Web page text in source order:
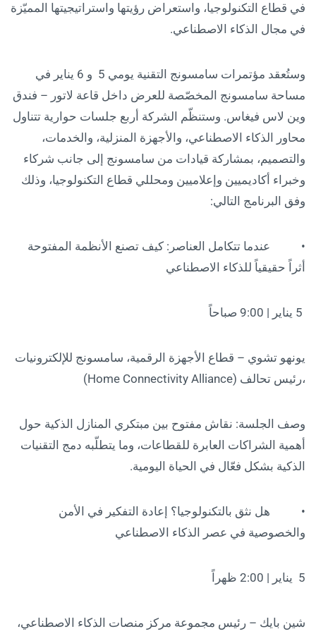
في قطاع التكنولوجيا، واستعراض رؤيتها واستراتيجيتها المميّزة
في مجال الذكاء الاصطناعي.
وستُعقد مؤتمرات سامسونج التقنية يومي 5 و 6 يناير في
مساحة سامسونج المخصّصة للعرض داخل قاعة لاتور – فندق
وين لاس فيغاس. وستنظّم الشركة أربع جلسات حوارية تتناول
محاور الذكاء الاصطناعي، والأجهزة المنزلية، والخدمات،
والتصميم، بمشاركة قيادات من سامسونج إلى جانب شركاء
وخبراء أكاديميين وإعلاميين ومحللي قطاع التكنولوجيا، وذلك
وفق البرنامج التالي:
• عندما تتكامل العناصر: كيف تصنع الأنظمة المفتوحة
أثراً حقيقياً للذكاء الاصطناعي
يونهو تشوي – قطاع الأجهزة الرقمية، سامسونج للإلكترونيات
،رئيس تحالف (Home Connectivity Alliance)
وصف الجلسة: نقاش مفتوح بين مبتكري المنازل الذكية حول
أهمية الشراكات العابرة للقطاعات، وما يتطلّبه دمج التقنيات
الذكية بشكل فعّال في الحياة اليومية.
• هل نثق بالتكنولوجيا؟ إعادة التفكير في الأمن
والخصوصية في عصر الذكاء الاصطناعي
5 يناير | 2:00 ظهراً
شين بايك – رئيس مجموعة مركز منصات الذكاء الاصطناعي،